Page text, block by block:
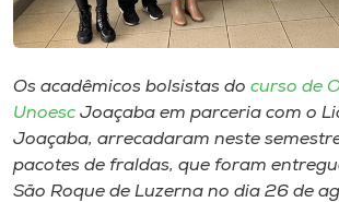
Museu
Unoesc
Store
Os acadêmicos bolsistas do curso de
Unoesc Joaçaba em parceria com o
Joaçaba, arrecadaram neste
pacotes de fraldas, que foram
São Roque de Luzerna no dia 26 de